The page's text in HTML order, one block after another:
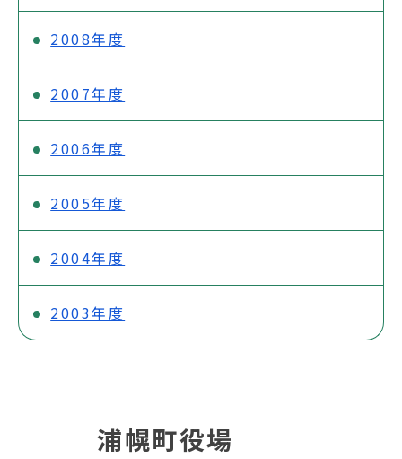
2008年度
2007年度
2006年度
2005年度
2004年度
2003年度
浦幌町役場